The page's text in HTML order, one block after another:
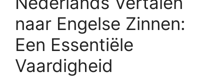
naar Engelse Zinnen:
Een Essentiële
Vaardigheid